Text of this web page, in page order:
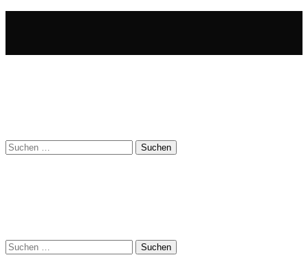
Suchen
nach:
Suchen
nach: